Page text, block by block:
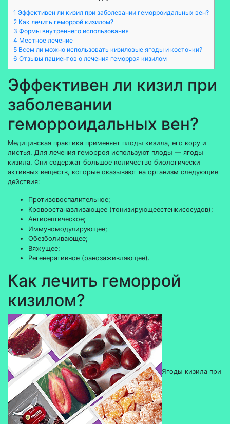
1 Эффективен ли кизил при заболевании геморроидальных вен?
2 Как лечить геморрой кизилом?
3 Формы внутреннего использования
4 Местное лечение
5 Всем ли можно использовать кизиловые ягоды и косточки?
6 Отзывы пациентов о лечения геморроя кизилом
Эффективен ли кизил при
заболевании
геморроидальных вен?
Медицинская практика применяет плоды кизила, его кору и
листья. Для лечения геморроя используют плоды — ягоды
кизила. Они содержат большое количество биологически
активных веществ, которые оказывают на организм следующие
действия:
Противовоспалительное;
Кровоостанавливающее (тонизирующеестенкисосудов);
Антисептическое;
Иммуномодулирующее;
Обезболивающее;
Вяжущее;
Регенеративное (ранозаживляющее).
Как лечить геморрой
кизилом?
Ягоды кизила при